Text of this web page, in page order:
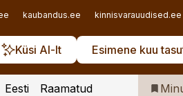
kaubandus.ee kinnisvarauudised.ee
Küsi AI-lt Esimene kuu
Telli
Eesti Raamatud